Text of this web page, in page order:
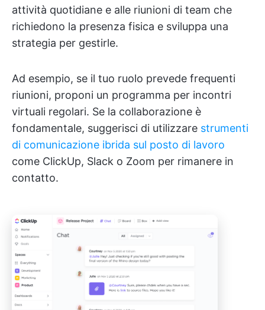
attività quotidiane e alle riunioni di team che
richiedono la presenza fisica e sviluppa una
strategia per gestirle.
Ad esempio, se il tuo ruolo prevede frequenti
riunioni, proponi un programma per incontri
virtuali regolari. Se la collaborazione è
fondamentale, suggerisci di utilizzare strumenti
di comunicazione ibrida sul posto di lavoro
come ClickUp, Slack o Zoom per rimanere in
contatto.